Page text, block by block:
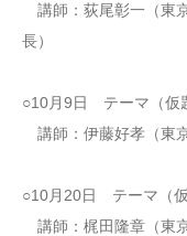
講師：荻尾彰一（東
長）
○10月9日 テーマ（仮
講師：伊藤好孝（東
○10月20日 テーマ（
講師：梶田隆章（東